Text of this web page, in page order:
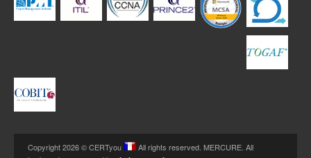
Copyright 2026 © CERTyou
All rights reserved. MERCURE. All